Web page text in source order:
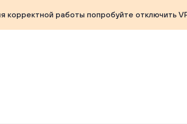
корректной работы попробуйте отключить